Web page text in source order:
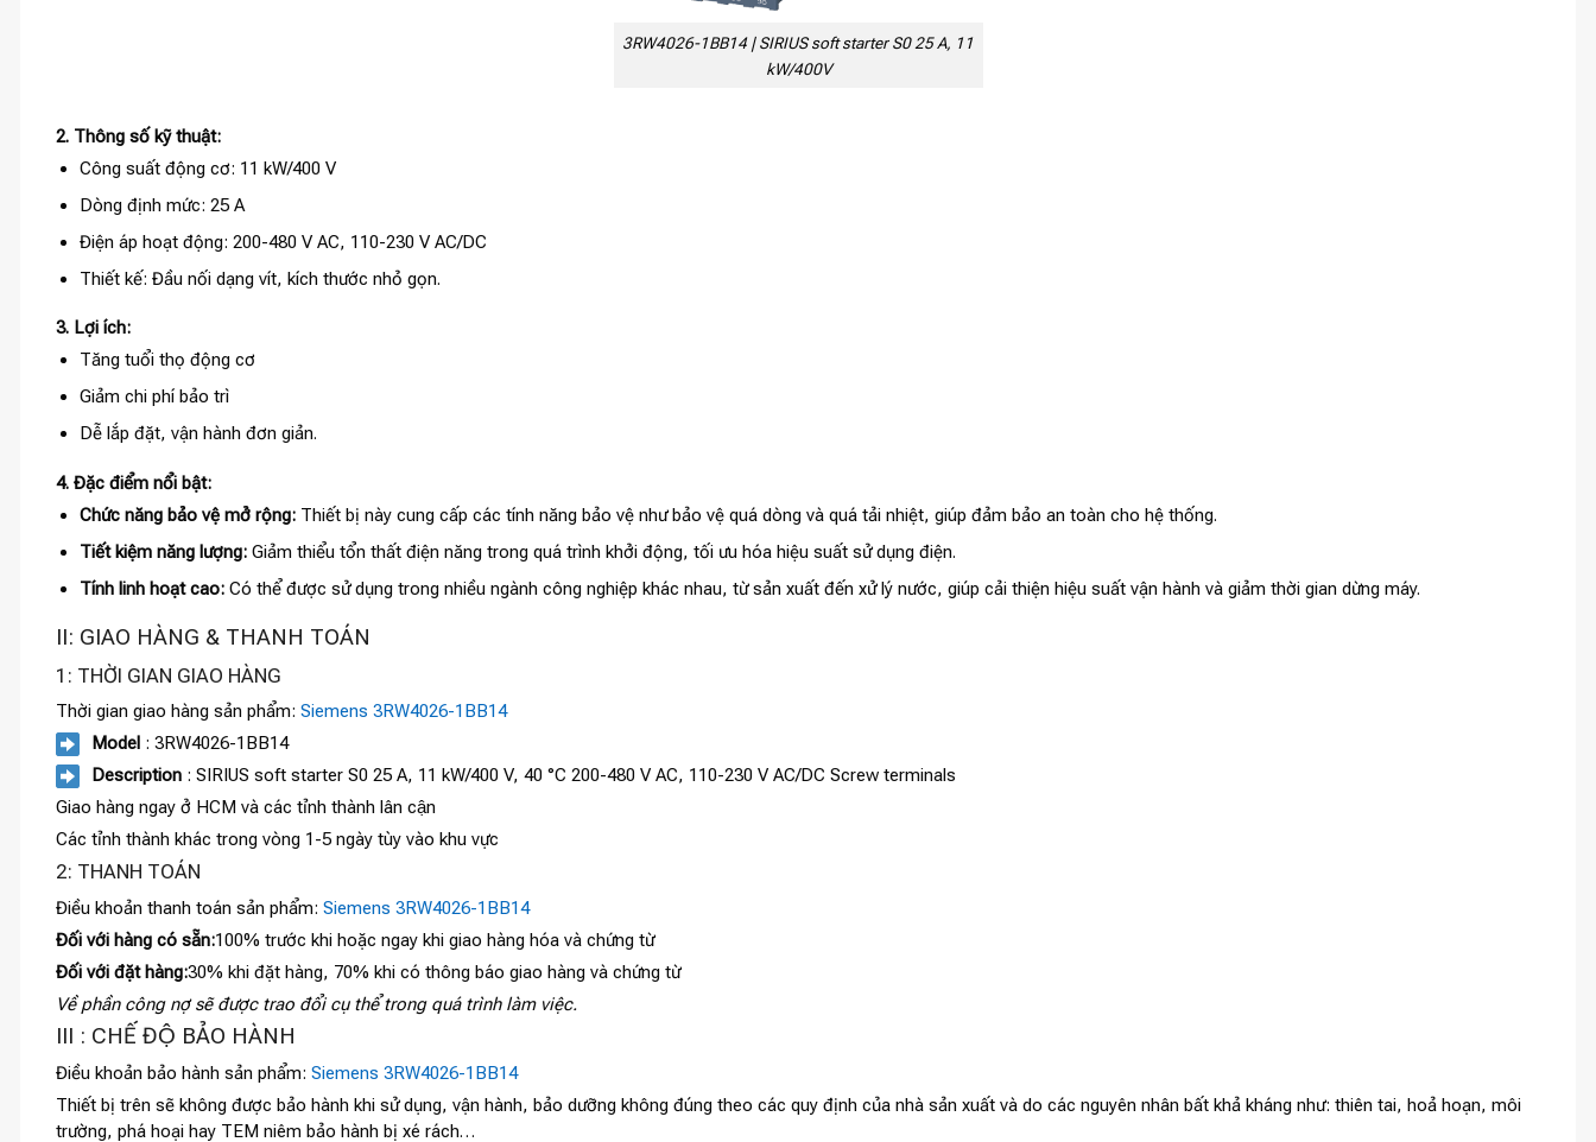
3RW4026-1BB14 | SIRIUS soft starter S0 25 A, 11
kW/400V
2. Thông số kỹ thuật:
Công suất động cơ: 11 kW/400 V
Dòng định mức: 25 A
Điện áp hoạt động: 200-480 V AC, 110-230 V AC/DC
Thiết kế: Đầu nối dạng vít, kích thước nhỏ gọn.
3. Lợi ích:
Tăng tuổi thọ động cơ
Giảm chi phí bảo trì
Dễ lắp đặt, vận hành đơn giản.
4. Đặc điểm nổi bật:
Chức năng bảo vệ mở rộng:Thiết bị này cung cấp các tính năng bảo vệ như bảo vệ quá dòng và quá tải nhiệt, giúp đảm bảo an toàn cho hệ thống.
Tiết kiệm năng lượng:Giảm thiểu tổn thất điện năng trong quá trình khởi động, tối ưu hóa hiệu suất sử dụng điện.
Tính linh hoạt cao:Có thể được sử dụng trong nhiều ngành công nghiệp khác nhau, từ sản xuất đến xử lý nước, giúp cải thiện hiệu suất vận hành và giảm thời gian dừng máy.
II: GIAO HÀNG & THANH TOÁN
1: THỜI GIAN GIAO HÀNG
Thời gian giao hàng sản phẩm: Siemens 3RW4026-1BB14
Model : 3RW4026-1BB14
Description : SIRIUS soft starter S0 25 A, 11 kW/400 V, 40 °C 200-480 V AC, 110-230 V AC/DC Screw terminals
Giao hàng ngay ở HCM và các tỉnh thành lân cận
Các tỉnh thành khác trong vòng 1-5 ngày tùy vào khu vực
2: THANH TOÁN
Điều khoản thanh toán sản phẩm: Siemens 3RW4026-1BB14
Đối với hàng có sẵn:100% trước khi hoặc ngay khi giao hàng hóa và chứng từ
Đối với đặt hàng:30% khi đặt hàng, 70% khi có thông báo giao hàng và chứng từ
Về phần công nợ sẽ được trao đổi cụ thể trong quá trình làm việc.
III : CHẾ ĐỘ BẢO HÀNH
Điều khoản bảo hành sản phẩm: Siemens 3RW4026-1BB14
Thiết bị trên sẽ không được bảo hành khi sử dụng, vận hành, bảo dưỡng không đúng theo các quy định của nhà sản xuất và do các nguyên nhân bất khả kháng như: thiên tai, hoả hoạn, môi
trường, phá hoại hay TEM niêm bảo hành bị xé rách…